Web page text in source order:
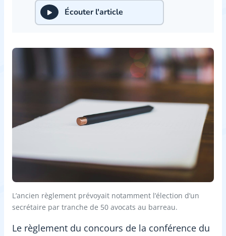
Écouter l'article
L’ancien règlement prévoyait notamment l’élection d’un
secrétaire par tranche de 50 avocats au barreau.
Le règlement du concours de la conférence du